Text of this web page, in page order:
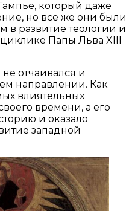
который даже
но все же они были
в развитие теологии и
Папы Льва XIII
отчаивался и
направлении. Как
влиятельных
времени, а его
и оказало
западной